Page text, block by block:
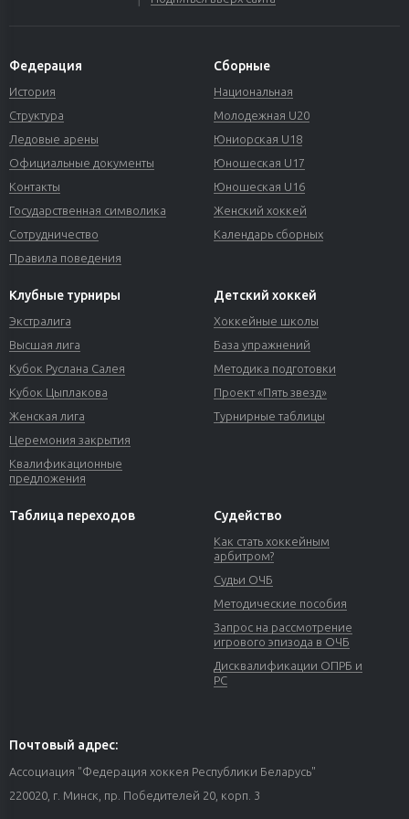
Федерация
История
Структура
Ледовые арены
Официальные документы
Контакты
Государственная символика
Сотрудничество
Правила поведения
Сборные
Национальная
Молодежная U20
Юниорская U18
Юношеская U17
Юношеская U16
Женский хоккей
Календарь сборных
Клубные турниры
Экстралига
Высшая лига
Кубок Руслана Салея
Кубок Цыплакова
Женская лига
Церемония закрытия
Квалификационные
предложения
Детский хоккей
Хоккейные школы
База упражнений
Методика подготовки
Проект «Пять звезд»
Турнирные таблицы
Таблица переходов Судейство
Как стать хоккейным
арбитром?
Судьи ОЧБ
Методические пособия
Запрос на рассмотрение
игрового эпизода в ОЧБ
Дисквалификации ОПРБ и
РС
Почтовый адрес:
Ассоциация "Федерация хоккея Республики Беларусь"
220020, г. Минск, пр. Победителей 20, корп. 3